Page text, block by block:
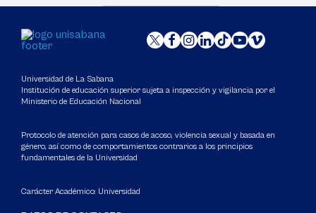
Universidad de La Sabana
Institución de educación superior sujeta a inspección y vigilancia por el
Ministerio de Educación Nacional
Protocolo de atención para casos de acoso, violencia sexual y basada en
género, así como de comportamientos contrarios a los principios
fundamentales de la Universidad
Carácter Académico: Universidad